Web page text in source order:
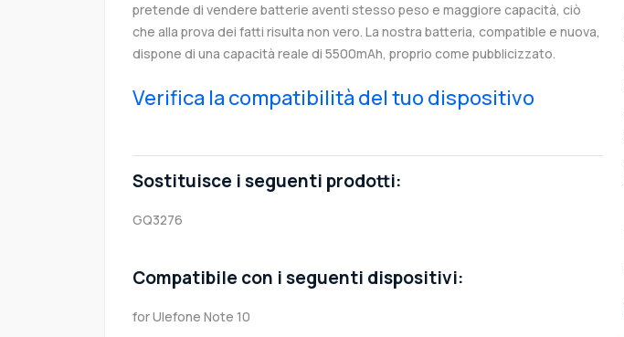
pretende di vendere batterie aventi stesso peso e maggiore capacità, ciò
che alla prova dei fatti risulta non vero. La nostra batteria, compatible e nuova,
dispone di una capacità reale di 5500mAh, proprio come pubblicizzato.
Verifica la compatibilità del tuo dispositivo
Sostituisce i seguenti prodotti:
GQ3276
Compatibile con i seguenti dispositivi:
for Ulefone Note 10